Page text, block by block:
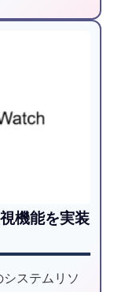
をしていきま
機能を実装
ステムリソ